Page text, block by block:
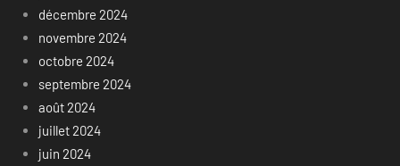
décembre 2024
novembre 2024
octobre 2024
septembre 2024
août 2024
juillet 2024
juin 2024